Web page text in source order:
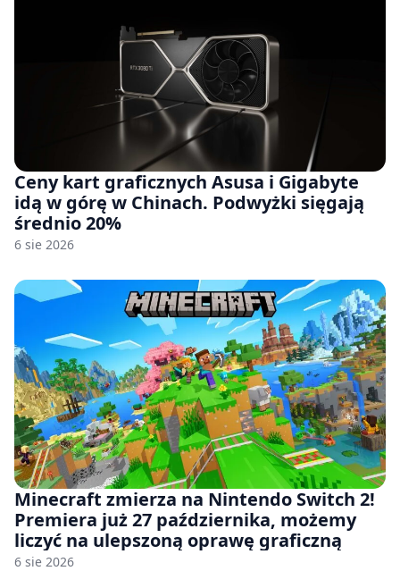
Ceny kart graficznych Asusa i Gigabyte
idą w górę w Chinach. Podwyżki sięgają
średnio 20%
6 sie 2026
Minecraft zmierza na Nintendo Switch 2!
Premiera już 27 października, możemy
liczyć na ulepszoną oprawę graficzną
6 sie 2026